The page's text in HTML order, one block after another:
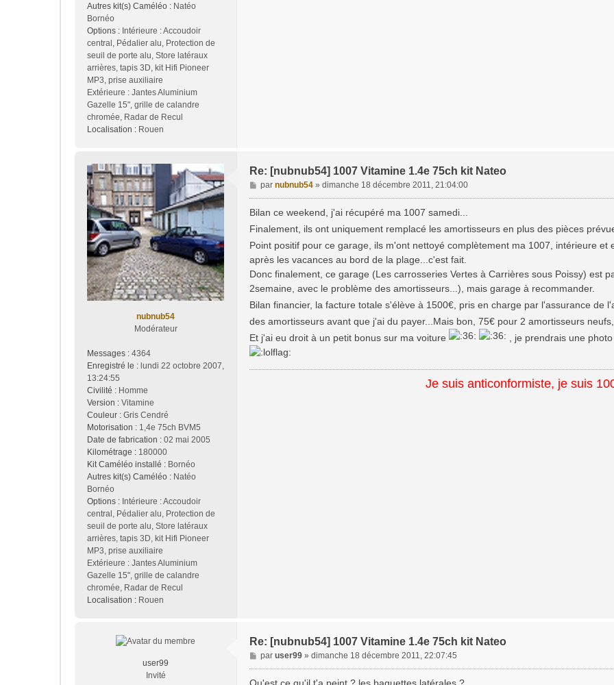
Autres kit(s) Caméléo : Natéo
Bornéo
Options : Intérieure : Accoudoir
central, Pédalier alu, Protection de
seuil de porte alu, Store latéraux
arrières, tapis 3D, kit Hifi Pioneer
MP3, prise auxiliaire
Extérieure : Jantes Aluminium
Gazelle 15", grille de calandre
chromée, Radar de Recul
Localisation : Rouen
nubnub54
Modérateur
Messages : 4364
Enregistré le : lundi 22 octobre 2007,
13:24:55
Civilité : Homme
Version : Vitamine
Couleur : Gris Cendré
Motorisation : 1,4e 75ch BVM5
Date de fabrication : 02 mai 2005
Kilométrage : 180000
Kit Caméléo installé : Bornéo
Autres kit(s) Caméléo : Natéo
Bornéo
Options : Intérieure : Accoudoir
central, Pédalier alu, Protection de
seuil de porte alu, Store latéraux
arrières, tapis 3D, kit Hifi Pioneer
MP3, prise auxiliaire
Extérieure : Jantes Aluminium
Gazelle 15", grille de calandre
chromée, Radar de Recul
Localisation : Rouen
Re: [nubnub54] 1007 Vitamine 1.4e 75ch kit Nateo
M
e
s
a
g
e
par nubnub54» dimanche 18 décembre 2011, 21:04:00
Bilan ce weekend, j'ai récupéré ma 1007 samedi...
Finalement, ils ont uniquement remplacé les amortisseurs en plus des pièces
Point positif pour ce garage, ils m'ont nettoyé complètement ma 1007, intérieure et
après les vacances au bord de la plage...c'est fait.
Donc finalement, ce garage (Les carrosseries Vertes à Carrières sous Poissy) est
2semaine, avec le problème des amortisseurs...), mais garage à recommander.
Bilan financier, la facture totale s'élève à 1500€, pris en charge par l'assurance de
des amortisseurs avant que j'ai du payer...Mais bon, 75€ pour 2 amortisseurs
Et j'ai eu droit à un petit bonus sur ma voiture
, je prendrais une
Je suis anticonformiste, je suis
user99
Invité
Re: [nubnub54] 1007 Vitamine 1.4e 75ch kit Nateo
M
e
s
par user99» dimanche 18 décembre 2011, 22:07:45